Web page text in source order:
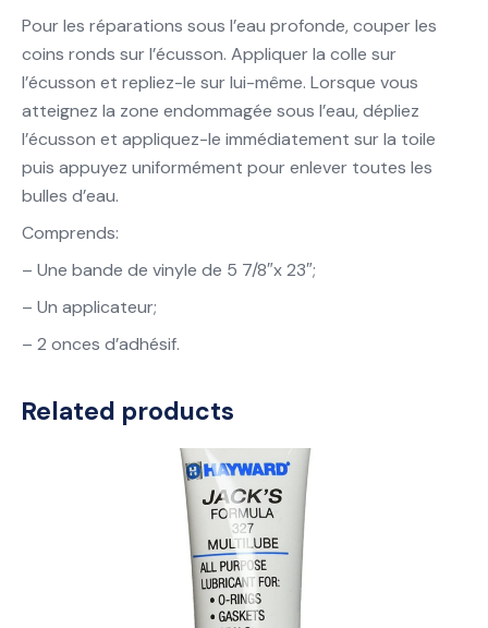
Pour les réparations sous l’eau profonde, couper les
coins ronds sur l’écusson. Appliquer la colle sur
l’écusson et repliez-le sur lui-même. Lorsque vous
atteignez la zone endommagée sous l’eau, dépliez
l’écusson et appliquez-le immédiatement sur la toile
puis appuyez uniformément pour enlever toutes les
bulles d’eau.
Comprends:
– Une bande de vinyle de 5 7/8″x 23″;
– Un applicateur;
– 2 onces d’adhésif.
Related products